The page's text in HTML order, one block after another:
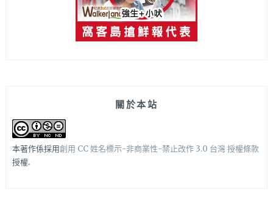
關於本站
本著作係採用創用 CC 姓名標示-非商業性-禁止改作 3.0 台灣 授權條款
授權.